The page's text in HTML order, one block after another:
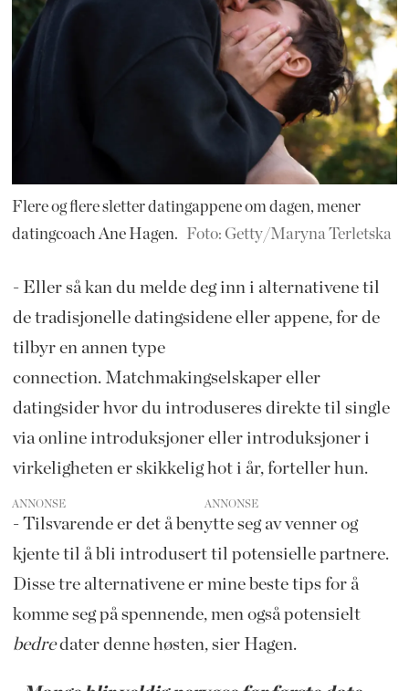
Flere og flere sletter datingappene om dagen, mener
datingcoach Ane Hagen.
Foto: Getty/Maryna Terletska
- Eller så kan du melde deg inn i alternativene til
de tradisjonelle datingsidene eller appene, for de
tilbyr en annen type
connection. Matchmakingselskaper eller
datingsider hvor du introduseres direkte til single
via online introduksjoner eller introduksjoner i
virkeligheten er skikkelig hot i år, forteller hun.
ANNONSE
- Tilsvarende er det å benytte seg av venner og
kjente til å bli introdusert til potensielle partnere.
Disse tre alternativene er mine beste tips for å
komme seg på spennende, men også potensielt
bedredater denne høsten, sier Hagen.